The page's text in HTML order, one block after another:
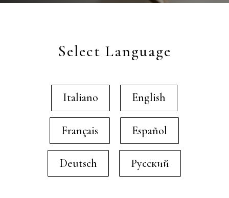
Select Language
Italiano English
Français Español
Deutsch Русский